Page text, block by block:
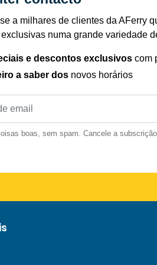
a milhares de clientes da AFerry
numa grande variedade
e descontos exclusivos com
a saber dos novos horários
boas, sem spam. Cancele a